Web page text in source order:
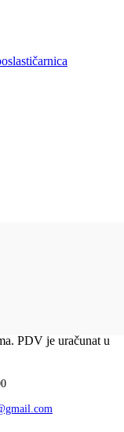
PDV je uračunat u